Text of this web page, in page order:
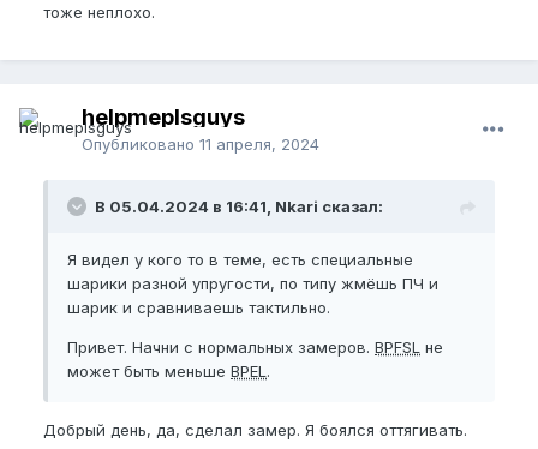
тоже неплохо.
helpmeplsguys
Опубликовано 11 апреля, 2024
В 05.04.2024 в 16:41, Nkari сказал:
Я видел у кого то в теме, есть специальные
шарики разной упругости, по типу жмёшь ПЧ и
шарик и сравниваешь тактильно.
Привет. Начни с нормальных замеров. BPFSL не
может быть меньше BPEL .
Добрый день, да, сделал замер. Я боялся оттягивать.